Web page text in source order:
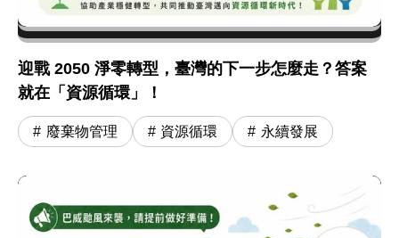
迎戰 2050 淨零轉型，臺灣的下一步怎麼走？答案
就在「資源循環」！
廢棄物管理 資源循環 永續發展